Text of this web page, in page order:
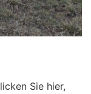
Sie hier,